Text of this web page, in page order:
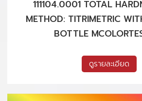
111104.0001 TOTAL
METHOD: TITRIMETRIC
BOTTLE
ดูรายละเอียด